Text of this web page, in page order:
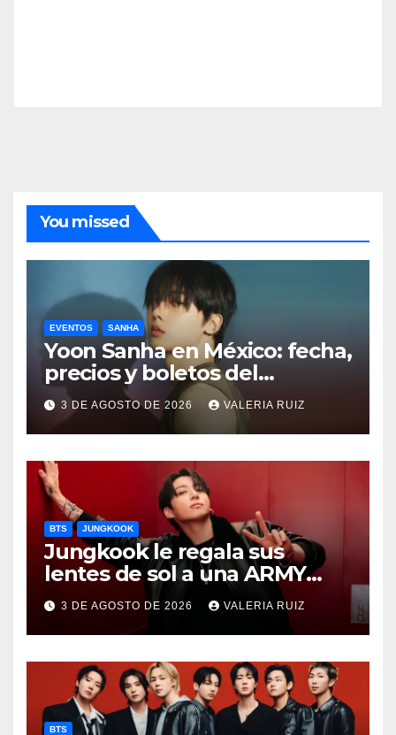
You missed
EVENTOS SANHA
Yoon Sanha en México: fecha,
precios y boletos del
FANCON
3 DE AGOSTO DE 2026 VALERIA RUIZ
BTS JUNGKOOK
Jungkook le regala sus
lentes de sol a una ARMY
durante concierto de BTS
3 DE AGOSTO DE 2026 VALERIA RUIZ
BTS